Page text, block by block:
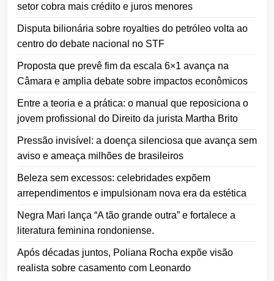
setor cobra mais crédito e juros menores
Disputa bilionária sobre royalties do petróleo volta ao
centro do debate nacional no STF
Proposta que prevê fim da escala 6×1 avança na
Câmara e amplia debate sobre impactos econômicos
Entre a teoria e a prática: o manual que reposiciona o
jovem profissional do Direito da jurista Martha Brito
Pressão invisível: a doença silenciosa que avança sem
aviso e ameaça milhões de brasileiros
Beleza sem excessos: celebridades expõem
arrependimentos e impulsionam nova era da estética
Negra Mari lança “A tão grande outra” e fortalece a
literatura feminina rondoniense.
Após décadas juntos, Poliana Rocha expõe visão
realista sobre casamento com Leonardo